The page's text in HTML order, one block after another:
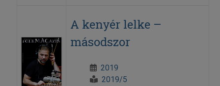
A kenyér lelke –
másodszor
2019
2019/5